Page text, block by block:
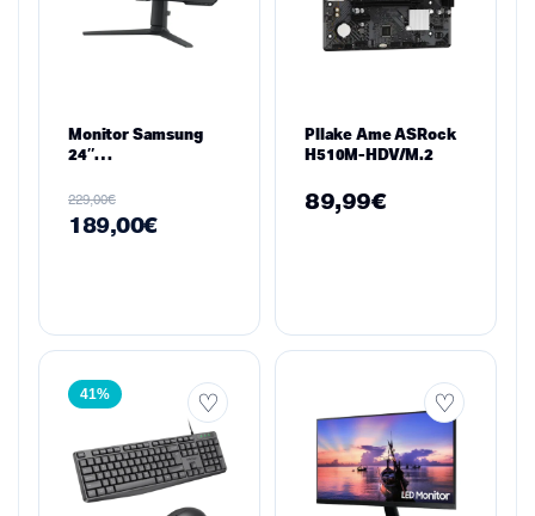
Monitor Samsung
24″
IPS FHD 75Hz
FreeSync, HDMI &
VGA
229,00€
189,00€
Pllake Ame ASRock
H510M-HDV/M.2
89,99€
41%